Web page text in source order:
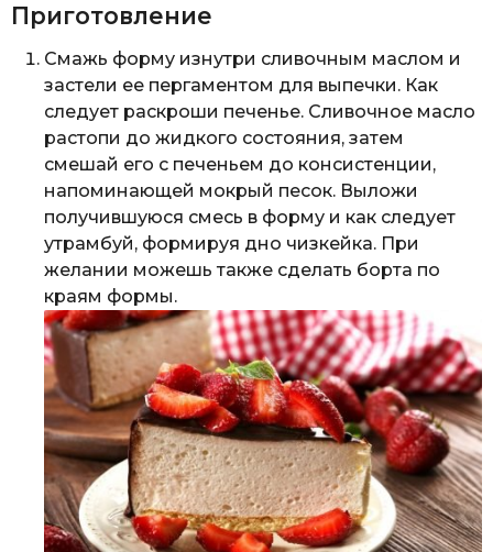
Приготовление
Смажь форму изнутри сливочным маслом и
застели ее пергаментом для выпечки. Как
следует раскроши печенье. Сливочное масло
растопи до жидкого состояния, затем
смешай его с печеньем до консистенции,
напоминающей мокрый песок. Выложи
получившуюся смесь в форму и как следует
утрамбуй, формируя дно чизкейка. При
желании можешь также сделать борта по
краям формы.